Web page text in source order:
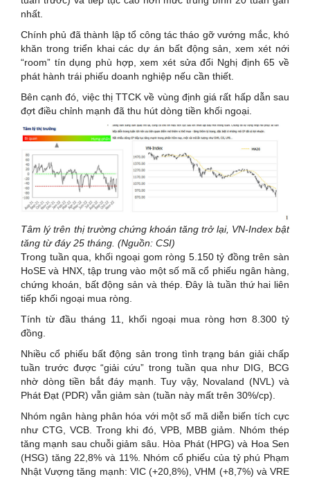
nhất.
Chính phủ đã thành lập tổ công tác tháo gỡ vướng mắc, khó
khăn trong triển khai các dự án bất động sản, xem xét nới
“room” tín dụng phù hợp, xem xét sửa đổi Nghị định 65 về
phát hành trái phiếu doanh nghiệp nếu cần thiết.
Bên cạnh đó, việc thị TTCK về vùng định giá rất hấp dẫn sau
đợt điều chỉnh mạnh đã thu hút dòng tiền khối ngoại.
Tâm lý trên thị trường chứng khoán tăng trở lại, VN-Index bật
tăng từ đáy 25 tháng. (Nguồn: CSI)
Trong tuần qua, khối ngoại gom ròng 5.150 tỷ đồng trên sàn
HoSE và HNX, tập trung vào một số mã cổ phiếu ngân hàng,
chứng khoán, bất động sản và thép. Đây là tuần thứ hai liên
tiếp khối ngoại mua ròng.
Tính từ đầu tháng 11, khối ngoại mua ròng hơn 8.300 tỷ
đồng.
Nhiều cổ phiếu bất động sản trong tình trạng bán giải chấp
tuần trước được “giải cứu” trong tuần qua như DIG, BCG
nhờ dòng tiền bắt đáy mạnh. Tuy vậy, Novaland (NVL) và
Phát Đạt (PDR) vẫn giảm sàn (tuần này mất trên 30%/cp).
Nhóm ngân hàng phân hóa với một số mã diễn biến tích cực
như CTG, VCB. Trong khi đó, VPB, MBB giảm. Nhóm thép
tăng mạnh sau chuỗi giảm sâu. Hòa Phát (HPG) và Hoa Sen
(HSG) tăng 22,8% và 11%. Nhóm cổ phiếu của tỷ phú Phạm
Nhật Vượng tăng mạnh: VIC (+20,8%), VHM (+8,7%) và VRE